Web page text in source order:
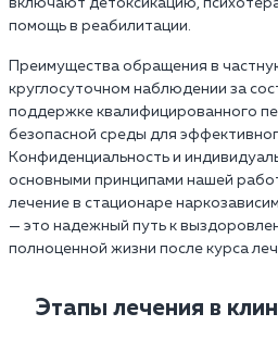
включают детоксикацию,
помощь в реабилитации.
Преимущества обращения в
круглосуточном наблюдении за
поддержке квалифицированного
безопасной среды для
Конфиденциальность и
основными принципами нашей
лечение в стационаре
— это надежный путь к
полноценной жизни после курса
Этапы лечения в